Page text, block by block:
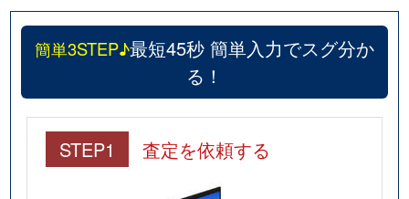
簡単3STEP♪最短45秒 簡単入力でスグ分か
る！
STEP1 査定を依頼する